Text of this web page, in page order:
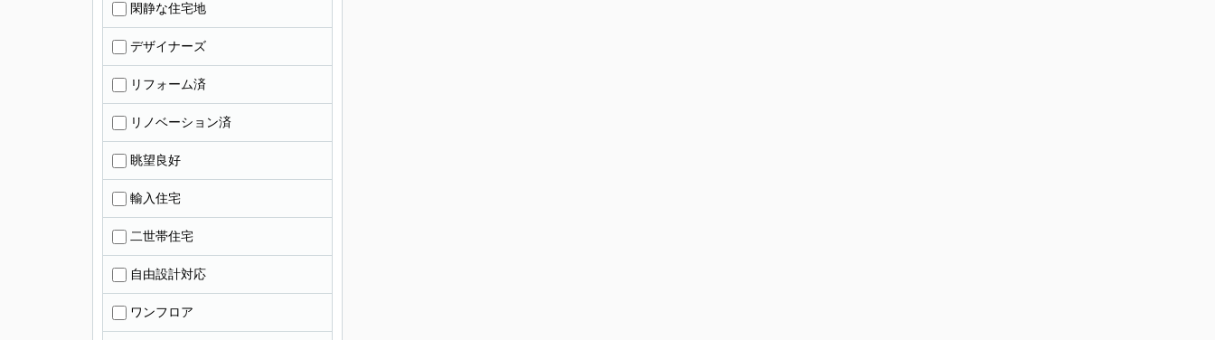
閑静な住宅地
デザイナーズ
リフォーム済
リノベーション済
眺望良好
輸入住宅
二世帯住宅
自由設計対応
ワンフロア